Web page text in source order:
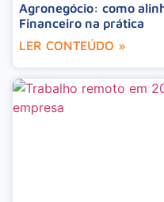
Agronegócio: como
Financeiro na prática
LER CONTEÚDO »